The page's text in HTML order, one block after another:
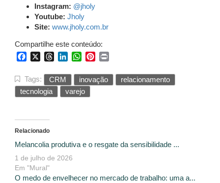
Instagram: @jholy
Youtube: Jholy
Site: www.jholy.com.br
Compartilhe este conteúdo:
FacebookThreadsLinkedInWhatsApp
Pinterest
Tags: CRM inovação
relacionamento
tecnologia
varejo
Relacionado
Melancolia produtiva e o resgate da sensibilidade ...
1 de julho de 2026
Em "Mural"
O medo de envelhecer no mercado de trabalho: uma a...